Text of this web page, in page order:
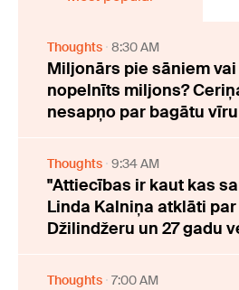
Thoughts 8:30 AM
Miljonārs pie sāniem
nopelnīts miljons?
nesapņo par bagātu vīru
Thoughts 9:34 AM
"Attiecības ir kaut kas
Linda Kalniņa atklāti
Džilindžeru un 27 gadu
Thoughts 7:00 AM